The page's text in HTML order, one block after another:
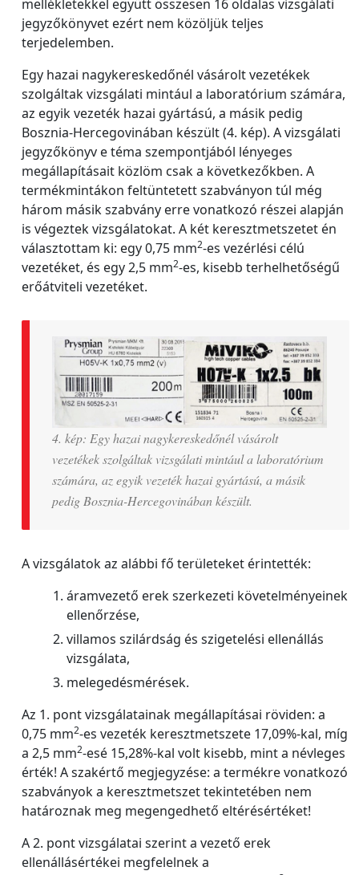
mellékletekkel együtt összesen 16 oldalas vizsgálati
jegyzőkönyvet ezért nem közöljük teljes
terjedelemben.
Egy hazai nagykereskedőnél vásárolt vezetékek
szolgáltak vizsgálati mintául a laboratórium számára,
az egyik vezeték hazai gyártású, a másik pedig
Bosznia-Hercegovinában készült (4. kép). A vizsgálati
jegyzőkönyv e téma szempontjából lényeges
megállapításait közlöm csak a következőkben. A
termékmintákon feltüntetett szabványon túl még
három másik szabvány erre vonatkozó részei alapján
is végeztek vizsgálatokat. A két keresztmetszetet én
választottam ki: egy 0,75 mm2-es vezérlési célú
vezetéket, és egy 2,5 mm2-es, kisebb terhelhetőségű
erőátviteli vezetéket.
4. kép: Egy hazai nagykereskedőnél vásárolt
vezetékek szolgáltak vizsgálati mintául a laboratórium
számára, az egyik vezeték hazai gyártású, a másik
pedig Bosznia-Hercegovinában készült.
A vizsgálatok az alábbi fő területeket érintették:
áramvezető erek szerkezeti követelményeinek
ellenőrzése,
villamos szilárdság és szigetelési ellenállás
vizsgálata,
melegedésmérések.
Az 1. pont vizsgálatainak megállapításai röviden: a
0,75 mm2-es vezeték keresztmetszete 17,09%-kal, míg
a 2,5 mm2-esé 15,28%-kal volt kisebb, mint a névleges
érték! A szakértő megjegyzése: a termékre vonatkozó
szabványok a keresztmetszet tekintetében nem
határoznak meg megengedhető eltérésértéket!
A 2. pont vizsgálatai szerint a vezető erek
ellenállásértékei megfelelnek a